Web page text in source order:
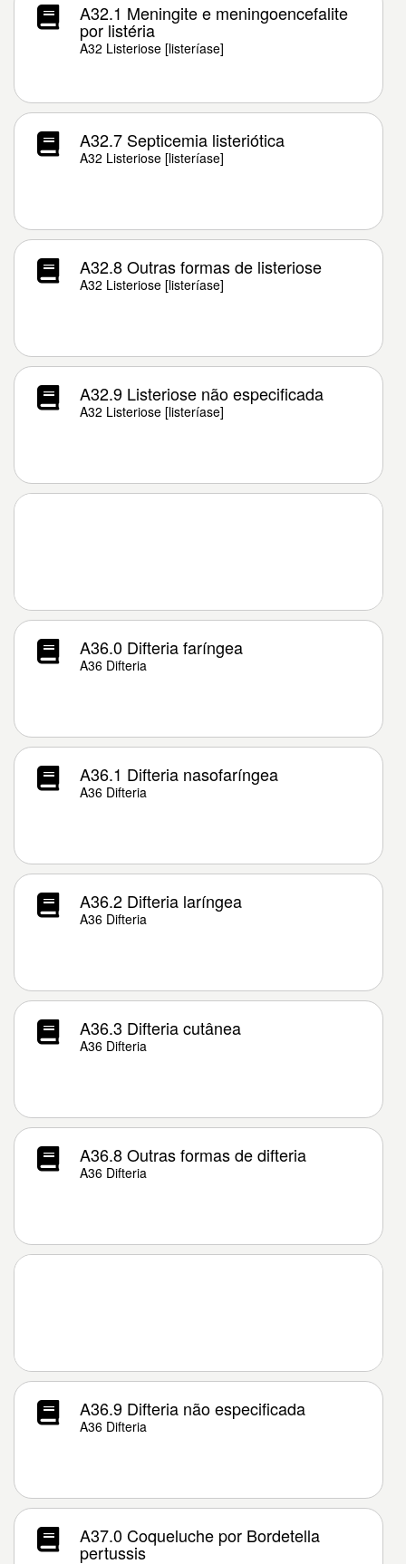
A32.1 Meningite e meningoencefalite
por listéria
A32 Listeriose [listeríase]
A32.7 Septicemia listeriótica
A32 Listeriose [listeríase]
A32.8 Outras formas de listeriose
A32 Listeriose [listeríase]
A32.9 Listeriose não especificada
A32 Listeriose [listeríase]
A36.0 Difteria faríngea
A36 Difteria
A36.1 Difteria nasofaríngea
A36 Difteria
A36.2 Difteria laríngea
A36 Difteria
A36.3 Difteria cutânea
A36 Difteria
A36.8 Outras formas de difteria
A36 Difteria
A36.9 Difteria não especificada
A36 Difteria
A37.0 Coqueluche por Bordetella
pertussis